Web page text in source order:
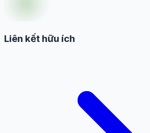
Liên kết hữu ích